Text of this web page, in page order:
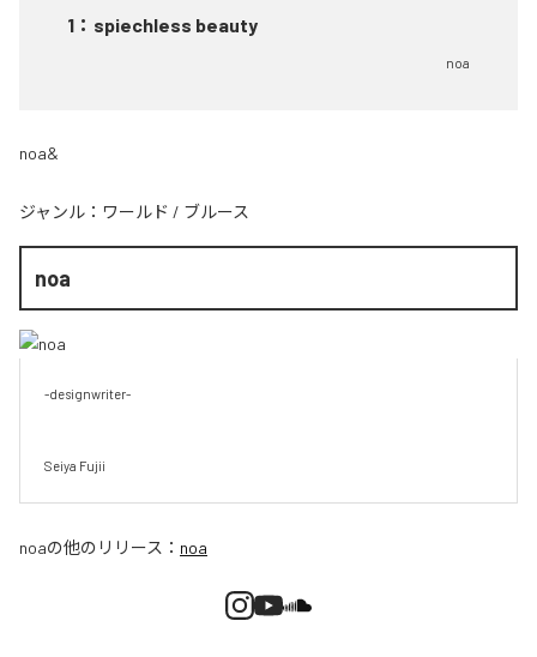
1 ： spiechless beauty
noa
noa&
ジャンル： ワールド / ブルース
noa
-designwriter-
Seiya Fujii
noaの他のリリース： noa